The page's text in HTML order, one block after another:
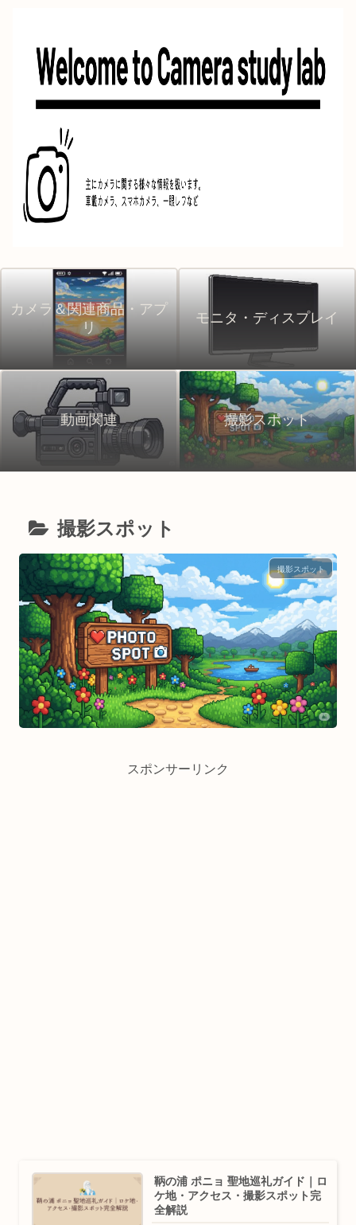
カメラ＆関連商品・アプ
リ
モニタ・ディスプレイ
動画関連 撮影スポット
撮影スポット
撮影スポット
スポンサーリンク
鞆の浦 ポニョ 聖地巡礼ガイド｜ロ
ケ地・アクセス・撮影スポット完
全解説